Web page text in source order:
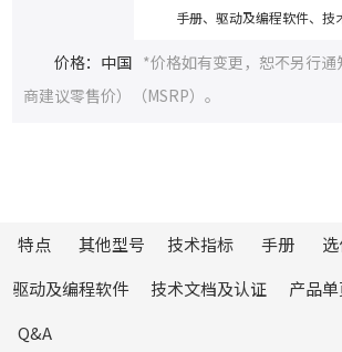
手册、驱动及编程软件、技
价格：中国 *价格如有变更，恕不另行通
商建议零售价）（MSRP）。
特点 其他型号 技术指标 手册
驱动及编程软件
技术文档及认证 产品
Q&A